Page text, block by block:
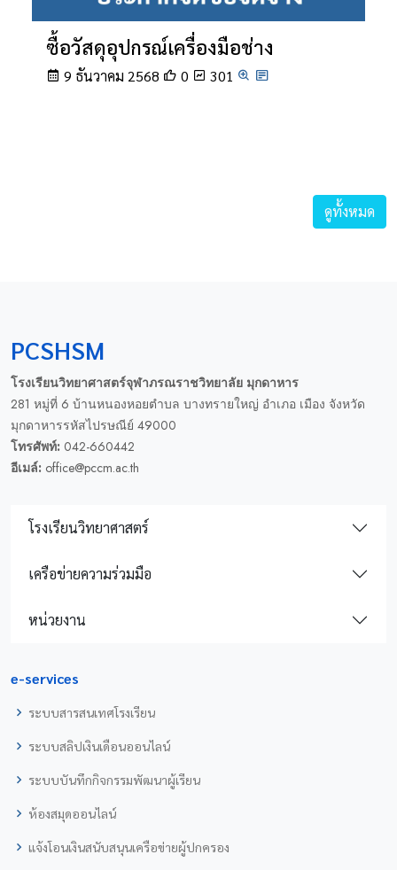
ซื้อวัสดุอุปกรณ์เครื่องมือช่าง
9 ธันวาคม 2568 0 301
ดูทั้งหมด
PCSHSM
โรงเรียนวิทยาศาสตร์จุฬาภรณราชวิทยาลัย มุกดาหาร
281 หมู่ที่ 6 บ้านหนองหอยตำบล บางทรายใหญ่ อำเภอ เมือง จังหวัด
มุกดาหารรหัสไปรษณีย์ 49000
โทรศัพท์: 042-660442
อีเมล์: office@pccm.ac.th
โรงเรียนวิทยาศาสตร์
เครือข่ายความร่วมมือ
หน่วยงาน
e-services
ระบบสารสนเทศโรงเรียน
ระบบสลิปเงินเดือนออนไลน์
ระบบบันทึกกิจกรรมพัฒนาผู้เรียน
ห้องสมุดออนไลน์
แจ้งโอนเงินสนับสนุนเครือข่ายผู้ปกครอง